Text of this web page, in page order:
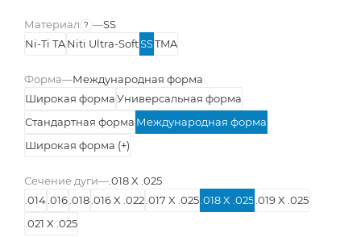
Материал ?
Сплав дуги
—SS
Ni-Ti TANiti Ultra-SoftSSTMA
Форма—Международная форма
Широкая формаУниверсальная форма
Стандартная форма Международная форма
Широкая форма (+)
Сечение дуги—.018 X .025
.014 .016 .018 .016 X .022 .017 X .025 .018 X .025 .019 X .025
.021 X .025